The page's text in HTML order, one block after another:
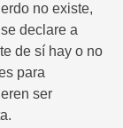
no existe,
declare a
de sí hay o no
para
ser